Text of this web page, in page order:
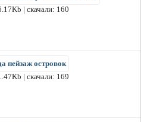
| скачали: 160
пейзаж островок
| скачали: 169